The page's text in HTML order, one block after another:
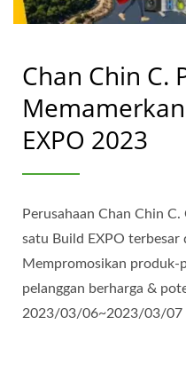
Chan Chin C.
EXPO 2023
Perusahaan Chan Chin
satu Build EXPO terbesar
Mempromosikan produk-
pelanggan berharga &
2023/03/06~2023/03/07